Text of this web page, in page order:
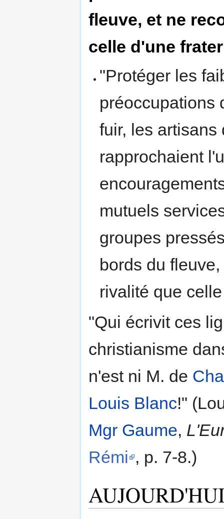
fleuve, et ne
celle d'une
"Protéger les
préoccupations
fuir, les
rapprochaient
mutuels
groupes
bords du
rivalité que
"Qui écrivit ces
christianisme
n'est ni M. de
Louis Blanc!"
Mgr Gaume,
Rémi , p. 7-8.)